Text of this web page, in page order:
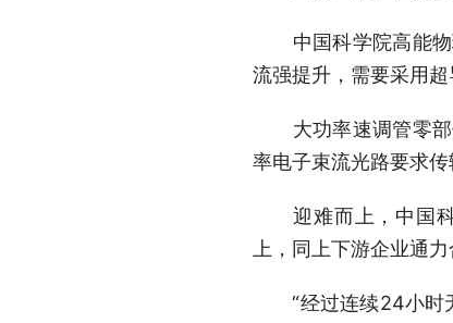
中国科学院高能物
流强提升，需要采用
大功率速调管零部
率电子束流光路要求
迎难而上，中国科
上，同上下游企业通
“经过连续24小时无